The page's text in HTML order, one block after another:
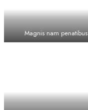
Magnis nam penatibus